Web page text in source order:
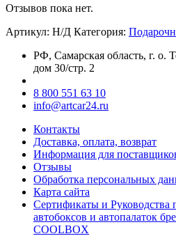
Отзывов пока нет.
Артикул: Н/Д Категория:
РФ, Самарская область, г. о.
дом 30/стр. 2
8 800 551 63 10
info@artcar24.ru
Контакты
Доставка, оплата, возврат
Информация для
Отзывы
Обработка персональных
Карта сайта
Сертификаты и Руководства
автобоксов и автопалаток
COOLBOX